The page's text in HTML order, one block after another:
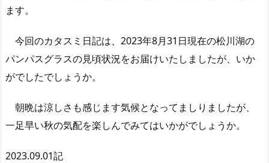
ます。
今回のカタスミ日記は、2023年8月31日現在の松川湖の
パンパスグラスの見頃状況をお届けいたしましたが、いか
がでしたでしょうか。
朝晩は涼しさも感じます気候となってましりましたが、
一足早い秋の気配を楽しんでみてはいかがでしょうか。
2023.09.01記